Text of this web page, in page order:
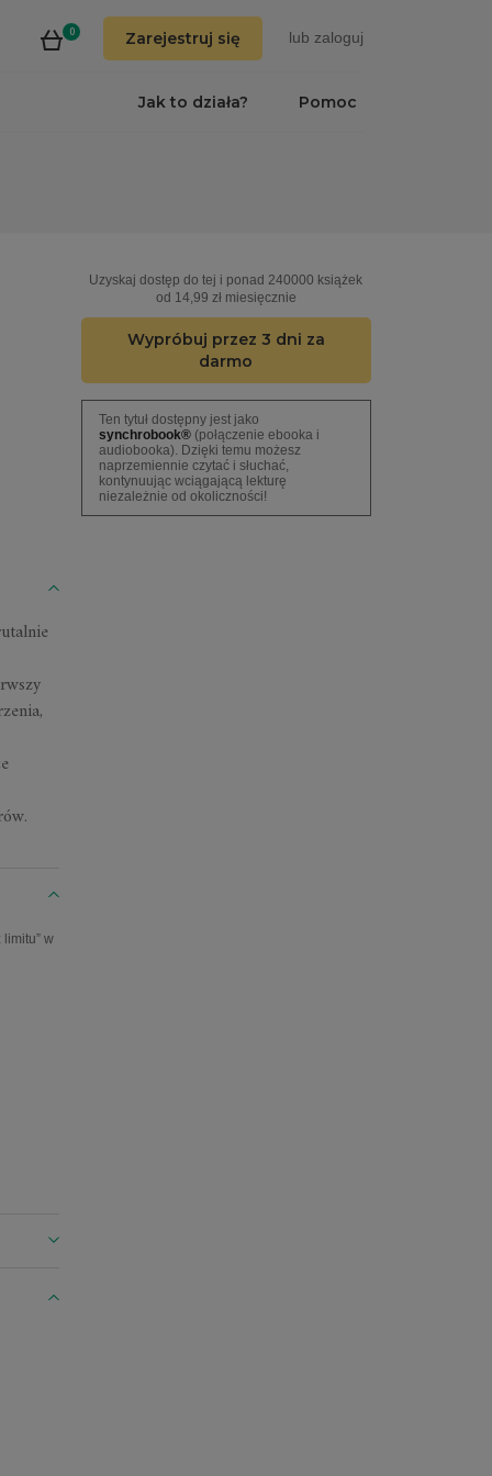
0 Zarejestruj się lub zaloguj
Pomoc
Jak to działa?
Uzyskaj dostęp do tej i ponad 240000 książek
od 14,99 zł miesięcznie
Wypróbuj przez 3 dni za
darmo
Ten tytuł dostępny jest jako
synchrobook®(połączenie ebooka i
audiobooka). Dzięki temu możesz
naprzemiennie czytać i słuchać,
kontynuując wciągającą lekturę
niezależnie od okoliczności!
w